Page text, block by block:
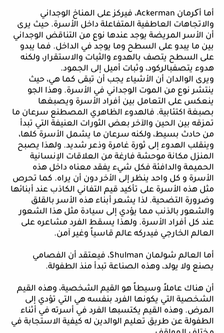
أما أکرمان Ackerman، فيركز على المناخ الوجداني
والاتجاهات العاطفية المتفاعلة داخل الأسرة. حيث يرى
أن الأسر المريضة يوجد عندها نوع من التناقض الوجداني
بين ما يبدو على السطح وما يوجد في الداخل. فما يبدو
على السطح يتصف بالهدوء والثبات والاستقرار، ولكنه
هدوء يتصفبالركود، وثبات أميل إلى الجمود.
ويرى الوالدان أن الأشياء يجب أن تبقى كما هي، حيث
ينتشر نوع من الموت الوجداني في الأسرة. وهذا الجو
ينعكس على التعامل بين أفراد الأسرة ويصبغها
بصبغة اكتئابية. فالهدوء الظاهري المصطنع سرعان ما
تمزقه بين الحين والآخر بعض الثورات العنيفة التي تبدأ
من حادث بسيط، ولكنه سرعان ما يشمل الأسرة كلها،
وينقلب الهدوء إلى ثورة غامرة وذعر شديد. ولهذا يصبح
المنزل مكانة موحشة فارغة من العلاقات الإنسانية
الحميمة والدافئة فكل شيء يفقد معناه داخل هذه
الأسرة و كل واحد ينظر إلى الأخر دون أن يراه. كما تحرص
مثل هذه الأسرة على تأكيد قيم التفاني الكاذب عند أبنائها
وضرورة التضحية. لذا يشعر أبناء هذه الأسر بالقلق
والشعور بالذنب مما يؤدي إلى سيادة مثل هذا الشعور
عند كل أفراد الأسرة. ولهذا يسقط الفرد مشاعره على
العالم الخارجي فيدركه عالم قاسياً وغير آمن.
أما العالم شولمان Shulman، فيعتقد أن الفصامي
يصنع ولا يولد، وهذه الصناعة تبدأ منذ الطفولة.
أن هناك عاملاً وسيطاً هو القيم الشخصية، وهذه القيم
الشخصية التي يكونها الفرد بنفسه هي التي تؤدي إلى
المرض. وهذه القيم يكتسبها الفرد في أسرته في أثناء
الطفولة عن طريق تعليم الوالدين له كيفية الاستجابة في